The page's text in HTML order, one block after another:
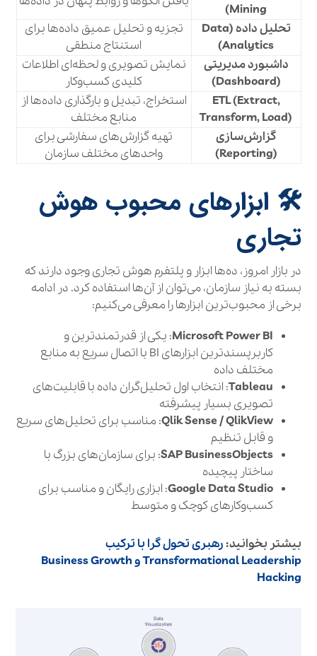
Mining)
تحلیل داده (Data
Analytics)
تجزیه و تحلیل عمیق داده‌ها برای
استنتاج منطقی
داشبورد مدیریتی
(Dashboard)
نمایش تصویری و لحظه‌ای اطلاعات
کلیدی کسب‌وکار
ETL (Extract,
Transform, Load)
استخراج، تبدیل و بارگذاری داده‌ها از
منابع مختلف
گزارش‌سازی
(Reporting)
تهیه گزارش‌های سفارشی برای
واحدهای مختلف سازمان
🛠 ابزارهای محبوب هوش
تجاری
در بازار امروز، ده‌ها ابزار و پلتفرم هوش تجاری وجود دارند که
بسته به نیاز سازمان، می‌توان از آن‌ها استفاده کرد. در ادامه
برخی از محبوب‌ترین ابزارها را معرفی می‌کنیم:
Microsoft Power BI: یکی از قدرتمندترین و
کاربرپسندترین ابزارهای BI با اتصال سریع به منابع
مختلف داده
Tableau: انتخاب اول تحلیل‌گران داده با قابلیت‌های
تصویری بسیار پیشرفته
Qlik Sense / QlikView: مناسب برای تحلیل‌های سریع
و قابل تنظیم
SAP BusinessObjects: برای سازمان‌های بزرگ با
ساختار پیچیده
Google Data Studio: ابزاری رایگان و مناسب برای
کسب‌وکارهای کوچک و متوسط
بیشتر بخوانید:رهبری تحول‌ گرا با ترکیب
Transformational Leadership و Business Growth
Hacking